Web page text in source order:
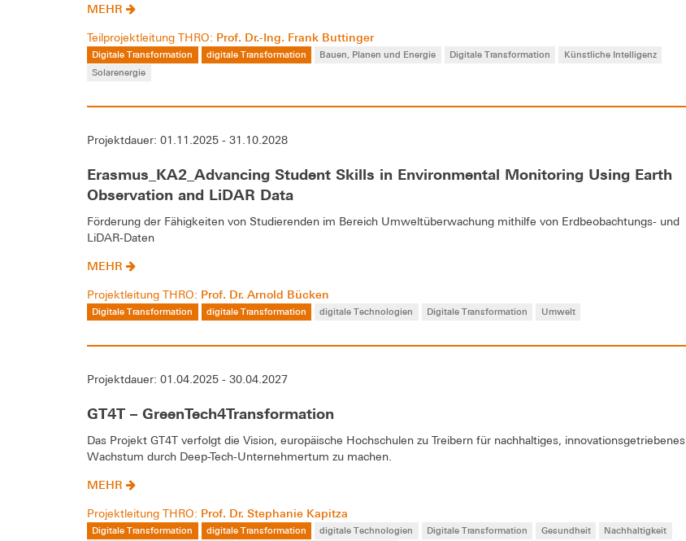
MEHR
Teilprojektleitung THRO: Prof. Dr.-Ing. Frank Buttinger
Digitale Transformation digitale Transformation Bauen, Planen und Energie Digitale Transformation
Künstliche Intelligenz
Solarenergie
Projektdauer: 01.11.2025 - 31.10.2028
Erasmus_KA2_Advancing Student Skills in Environmental Monitoring Using Earth
Observation and LiDAR Data
Förderung der Fähigkeiten von Studierenden im Bereich Umweltüberwachung mithilfe von Erdbeobachtungs- und
LiDAR-Daten
MEHR
Projektleitung THRO: Prof. Dr. Arnold Bücken
Digitale Transformation digitale Transformation digitale Technologien Digitale Transformation Umwelt
Projektdauer: 01.04.2025 - 30.04.2027
GT4T – GreenTech4Transformation
Das Projekt GT4T verfolgt die Vision, europäische Hochschulen zu Treibern für nachhaltiges, innovationsgetriebenes
Wachstum durch Deep-Tech-Unternehmertum zu machen.
MEHR
Projektleitung THRO: Prof. Dr. Stephanie Kapitza
Digitale Transformation digitale Transformation digitale Technologien Digitale Transformation Gesundheit
Nachhaltigkeit